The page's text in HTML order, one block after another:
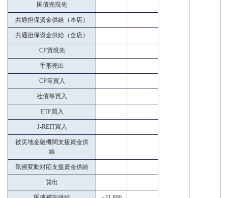
国債売現先
共通担保資金供給（本店）
共通担保資金供給（全店）
CP買現先
手形売出
CP等買入
社債等買入
ETF買入
J-REIT買入
被災地金融機関支援資金供
給
気候変動対応支援資金供給
貸出